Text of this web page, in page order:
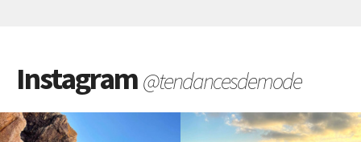
Instagram@tendancesdemode